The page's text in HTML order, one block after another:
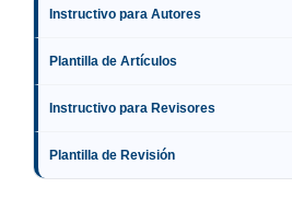
Instructivo para Autores
Plantilla de Artículos
Instructivo para Revisores
Plantilla de Revisión